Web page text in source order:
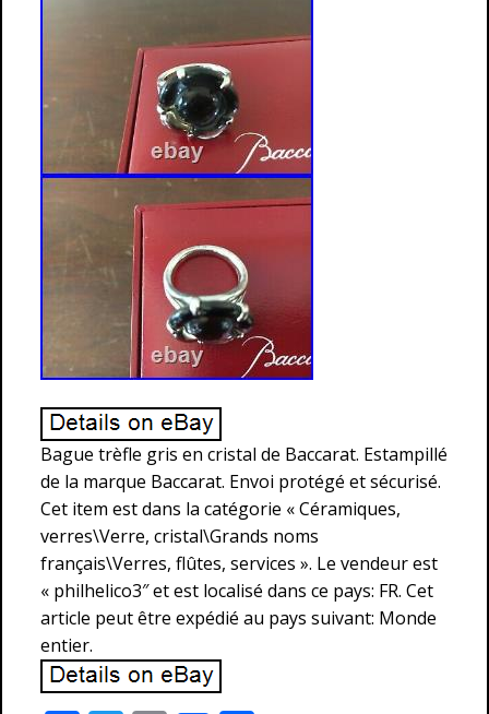
Bague trèfle gris en cristal de Baccarat. Estampillé
de la marque Baccarat. Envoi protégé et sécurisé.
Cet item est dans la catégorie « Céramiques,
verres\Verre, cristal\Grands noms
français\Verres, flûtes, services ». Le vendeur est
« philhelico3″ et est localisé dans ce pays: FR. Cet
article peut être expédié au pays suivant: Monde
entier.